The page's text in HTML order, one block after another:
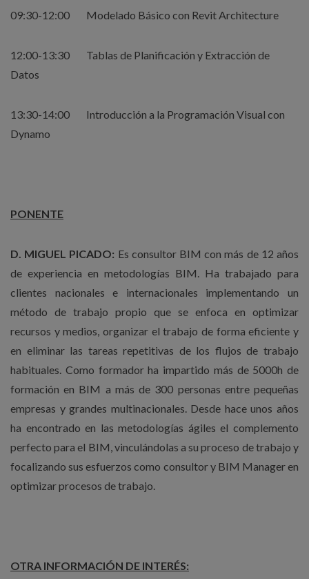
09:30-12:00 Modelado Básico con Revit Architecture
12:00-13:30 Tablas de Planificación y Extracción de
Datos
13:30-14:00 Introducción a la Programación Visual con
Dynamo
PONENTE
D. MIGUEL PICADO: Es consultor BIM con más de 12 años
de experiencia en metodologías BIM. Ha trabajado para
clientes nacionales e internacionales implementando un
método de trabajo propio que se enfoca en optimizar
recursos y medios, organizar el trabajo de forma eficiente y
en eliminar las tareas repetitivas de los flujos de trabajo
habituales. Como formador ha impartido más de 5000h de
formación en BIM a más de 300 personas entre pequeñas
empresas y grandes multinacionales. Desde hace unos años
ha encontrado en las metodologías ágiles el complemento
perfecto para el BIM, vinculándolas a su proceso de trabajo y
focalizando sus esfuerzos como consultor y BIM Manager en
optimizar procesos de trabajo.
OTRA INFORMACIÓN DE INTERÉS: